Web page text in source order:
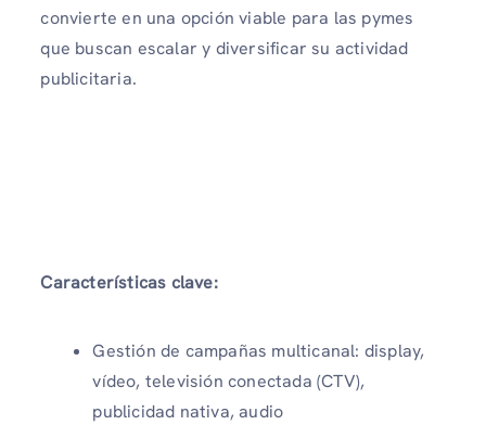
convierte en una opción viable para las pymes
que buscan escalar y diversificar su actividad
publicitaria.
Características clave:
Gestión de campañas multicanal: display,
vídeo, televisión conectada (CTV),
publicidad nativa, audio